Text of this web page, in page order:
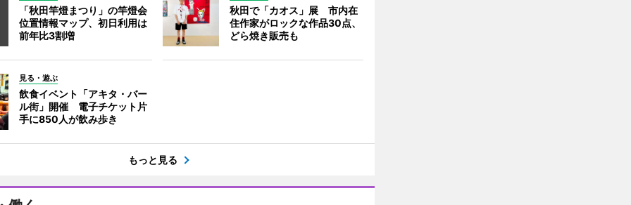
「秋田竿燈まつり」の竿燈会
位置情報マップ、初日利用は
前年比3割増
秋田で「カオス」展 市内在
住作家がロックな作品30点、
どら焼き販売も
見る・遊ぶ
飲食イベント「アキタ・バー
ル街」開催 電子チケット片
手に850人が飲み歩き
もっと見る